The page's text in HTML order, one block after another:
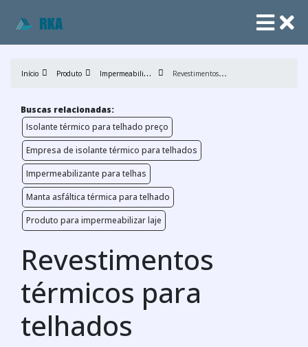
Início Produto I
mpermeabilizantes de telhados R
evestimentos térmicos para telhados
Buscas relacionadas:
Isolante térmico para telhado preço
Empresa de isolante térmico para telhados
Impermeabilizante para telhas
Manta asfáltica térmica para telhado
Produto para impermeabilizar laje
Revestimentos
térmicos para
telhados